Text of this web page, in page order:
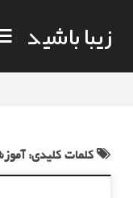
زیبا باشید
کلمات کلیدی: